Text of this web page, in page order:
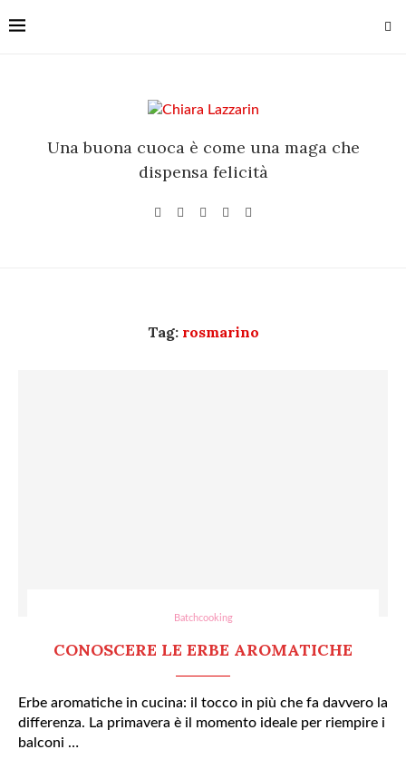
Una buona cuoca è come una maga che
dispensa felicità
Tag: rosmarino
Batchcooking
CONOSCERE LE ERBE AROMATICHE
Erbe aromatiche in cucina: il tocco in più che fa davvero la
differenza. La primavera è il momento ideale per riempire i
balconi …